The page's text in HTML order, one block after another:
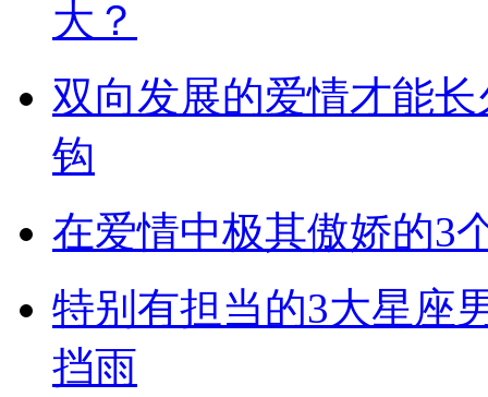
大？
双向发展的爱情才能
钩
在爱情中极其傲娇的3
特别有担当的3大星座
挡雨